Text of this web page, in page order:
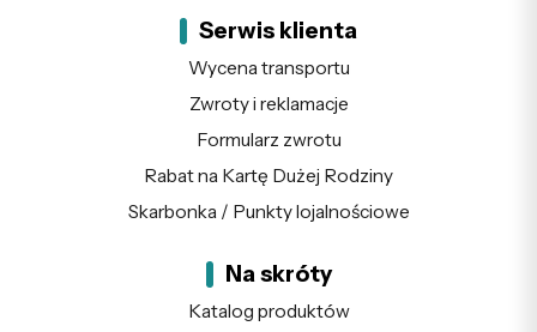
Serwis klienta
Wycena transportu
Zwroty i reklamacje
Formularz zwrotu
Rabat na Kartę Dużej Rodziny
Skarbonka / Punkty lojalnościowe
Na skróty
Katalog produktów